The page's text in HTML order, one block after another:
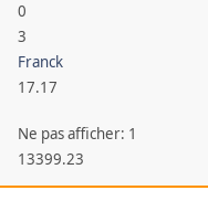
0
3
Franck
17.17
Ne pas afficher: 1
13399.23